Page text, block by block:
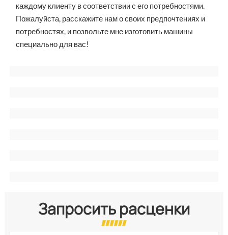
каждому клиенту в соответствии с его потребностями.
Пожалуйста, расскажите нам о своих предпочтениях и
потребностях, и позвольте мне изготовить машины
специально для вас!
Запросить расценки